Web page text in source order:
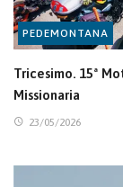
PEDEMONTANA
Tricesimo. 15ª
Missionaria
23/05/2026